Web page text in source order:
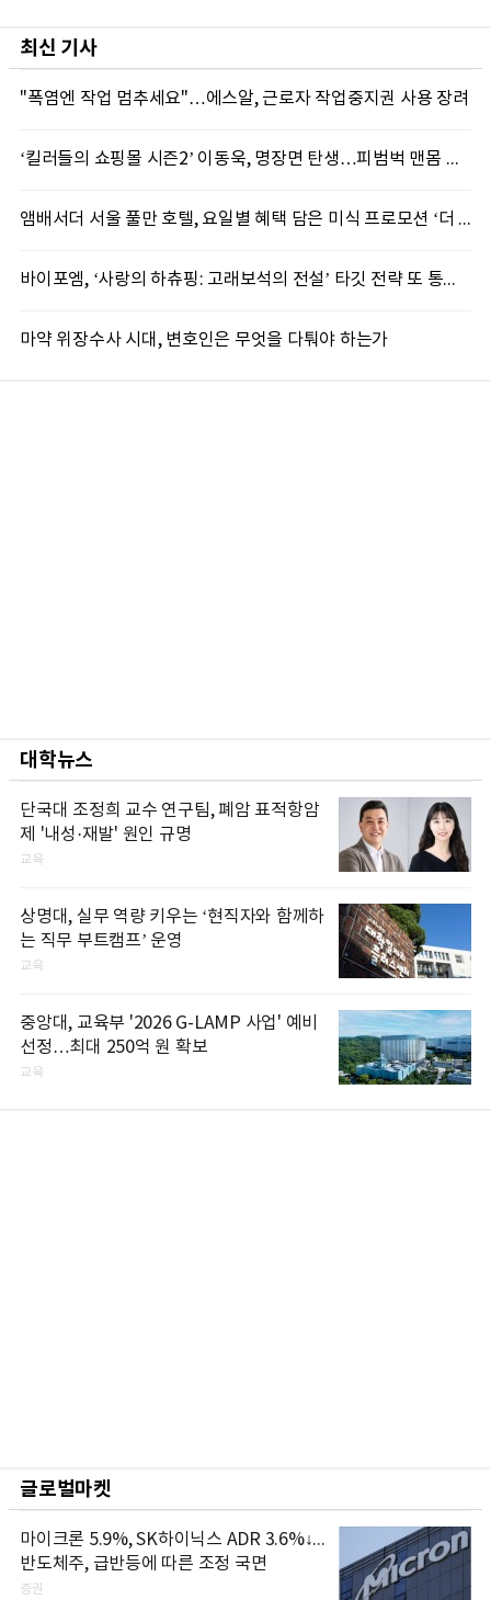
최신 기사
"폭염엔 작업 멈추세요"…에스알, 근로자 작업중지권 사용 장려
‘킬러들의 쇼핑몰 시즌2’ 이동욱, 명장면 탄생…피범벅 맨몸 액션 ‘감탄’
앰배서더 서울 풀만 호텔, 요일별 혜택 담은 미식 프로모션 ‘더 킹스 : 다이닝 프리빌리지즈’ 선봬
바이포엠, ‘사랑의 하츄핑: 고래보석의 전설’ 타깃 전략 또 통했다
마약 위장수사 시대, 변호인은 무엇을 다퉈야 하는가
대학뉴스
단국대 조정희 교수 연구팀, 폐암 표적항암
제 '내성·재발' 원인 규명
교육
상명대, 실무 역량 키우는 ‘현직자와 함께하
는 직무 부트캠프’ 운영
교육
중앙대, 교육부 '2026 G-LAMP 사업' 예비
선정…최대 250억 원 확보
교육
글로벌마켓
마이크론 5.9%, SK하이닉스 ADR 3.6%↓...
반도체주, 급반등에 따른 조정 국면
증권